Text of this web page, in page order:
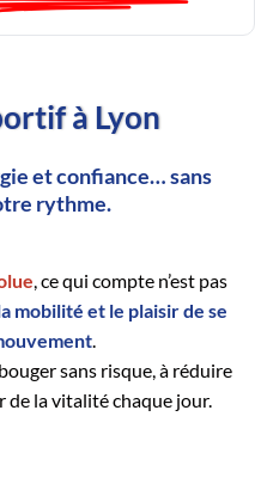
à Lyon
et confiance… sans
rythme.
, ce qui compte n’est pas
mobilité et le plaisir de se
.
sans risque, à réduire
la vitalité chaque jour.